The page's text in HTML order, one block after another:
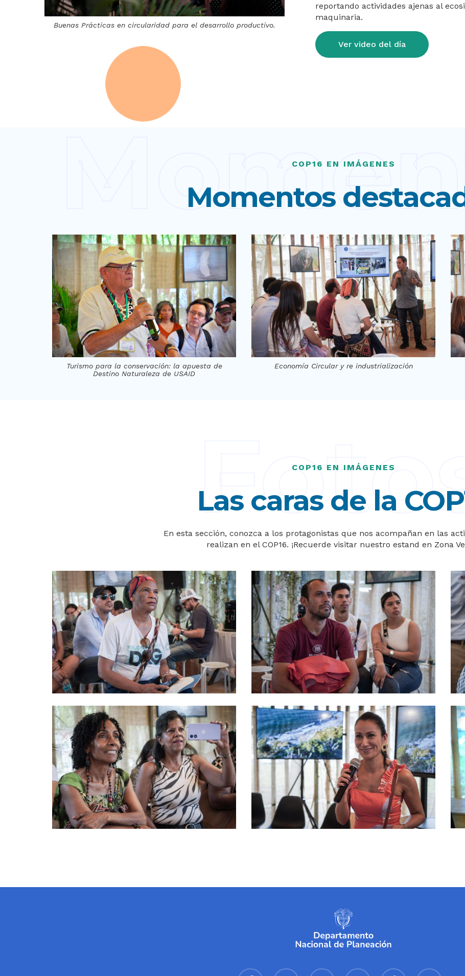
Buenas Prácticas en circularidad para el desarrollo productivo.
reportando actividades ajenas al
maquinaria.
Ver video del día
COP16 EN IMÁGENES
Momentos
Turismo para la conservación: la apuesta de
Destino Naturaleza de USAID
Economía Circular y re industrialización
COP16 EN IMÁGENES
Las caras de la
En esta sección, conozca a los protagonistas que nos acompañan en las
realizan en el COP16. ¡Recuerde visitar nuestro estand en Zona